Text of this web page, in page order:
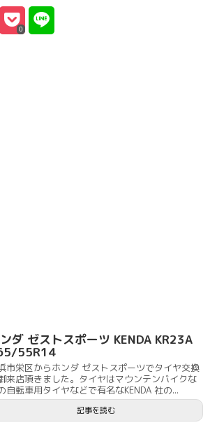
0
ダ ゼストスポーツ KENDA KR23A
55R14
市栄区からホンダ ゼストスポーツでタイヤ交換
来店頂きました。タイヤはマウンテンバイクな
自転車用タイヤなどで有名なKENDA 社の...
記事を読む